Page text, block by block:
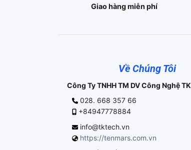
Giao hàng miễn phí
Về Chúng Tôi
Công Ty TNHH TM DV Công Nghệ TK
028. 668 357 66
+84947778884
info@tktech.vn
https://tenmars.com.vn